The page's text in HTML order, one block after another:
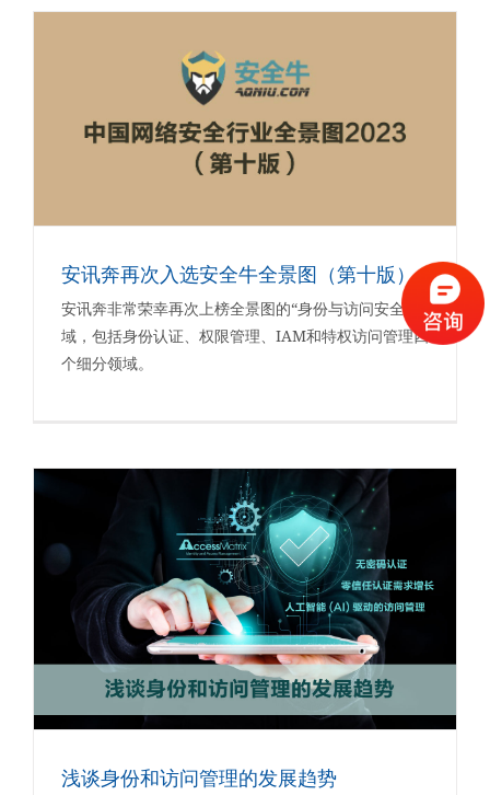
安讯奔再次入选安全牛全景图（第十版）
安讯奔非常荣幸再次上榜全景图的“身份与访问安全”领
域，包括身份认证、权限管理、IAM和特权访问管理四
个细分领域。
浅谈身份和访问管理的发展趋势